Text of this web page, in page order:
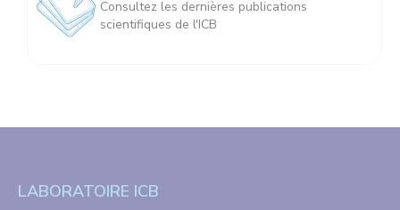
Consultez les dernières publications
scientifiques de l'ICB
LABORATOIRE ICB